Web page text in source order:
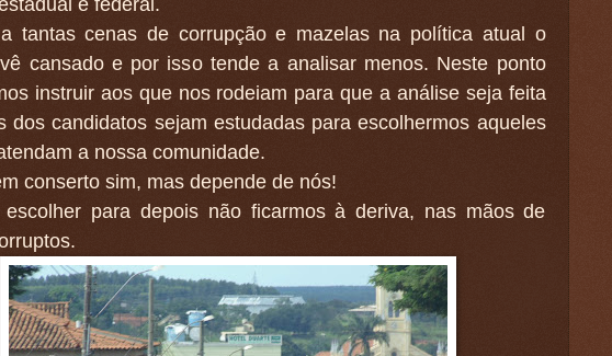
tantas cenas de corrupção e mazelas na política atual o
cansado e por isso tende a analisar menos. Neste ponto
instruir aos que nos rodeiam para que a análise seja feita
dos candidatos sejam estudadas para escolhermos aqueles
a nossa comunidade.
conserto sim, mas depende de nós!
escolher para depois não ficarmos à deriva, nas mãos de